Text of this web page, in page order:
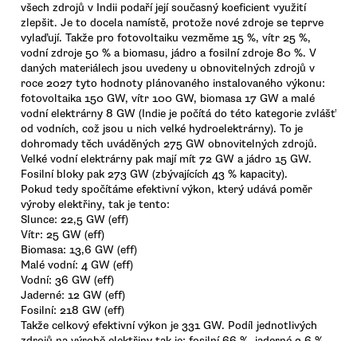
všech zdrojů v Indii podaří její současný koeficient využití
zlepšit. Je to docela namístě, protože nové zdroje se teprve
vylaďují. Takže pro fotovoltaiku vezměme 15 %, vítr 25 %,
vodní zdroje 50 % a biomasu, jádro a fosilní zdroje 80 %. V
daných materiálech jsou uvedeny u obnovitelných zdrojů v
roce 2027 tyto hodnoty plánovaného instalovaného výkonu:
fotovoltaika 150 GW, vítr 100 GW, biomasa 17 GW a malé
vodní elektrárny 8 GW (Indie je počítá do této kategorie zvlášť
od vodních, což jsou u nich velké hydroelektrárny). To je
dohromady těch uváděných 275 GW obnovitelných zdrojů.
Velké vodní elektrárny pak mají mít 72 GW a jádro 15 GW.
Fosilní bloky pak 273 GW (zbývajících 43 % kapacity).
Pokud tedy spočítáme efektivní výkon, který udává poměr
výroby elektřiny, tak je tento:
Slunce: 22,5 GW (eff)
Vítr: 25 GW (eff)
Biomasa: 13,6 GW (eff)
Malé vodní: 4 GW (eff)
Vodní: 36 GW (eff)
Jaderné: 12 GW (eff)
Fosilní: 218 GW (eff)
Takže celkový efektivní výkon je 331 GW. Podíl jednotlivých